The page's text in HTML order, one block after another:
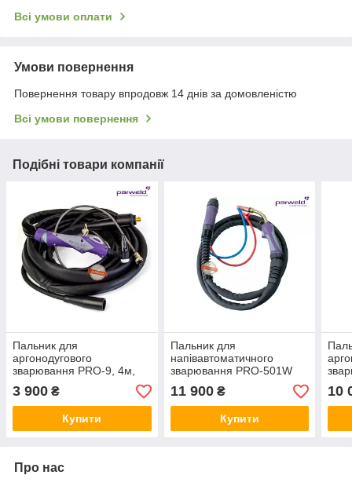
Всі умови оплати
Умови повернення
Повернення товару впродовж 14 днів за домовленістю
Всі умови повернення
Подібні товари компанії
Пальник для
аргонодугового
зварювання PRO-9, 4м,
Parweld
3 900 ₴
Купити
Пальник для
напівавтоматичного
зварювання PRO-501W
Parweld, 5метров
11 900₴
Купити
10
Про нас